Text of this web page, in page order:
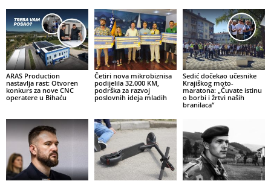
ARAS Production
nastavlja rast: Otvoren
konkurs za nove CNC
operatere u Bihaću
Četiri nova mikrobiznisa
podijelila 32.000 KM,
podrška za razvoj
poslovnih ideja mladih
Sedić dočekao učesnike
Krajiškog moto-
maratona: „Čuvate istinu
o borbi i žrtvi naših
branilaca“